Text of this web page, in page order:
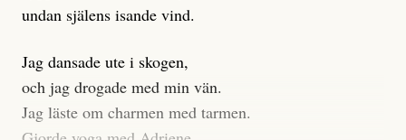
engagera sig i Palestinarörelsen ifrågasätts som de
grupper där Säpo-resursen samlade in uppgifter.
Researchen är grundlig.
Möjligen är det egentligen inte journalistikens metod
undan själens isande vind.
Jag dansade ute i skogen,
och jag drogade med min vän.
Jag läste om charmen med tarmen.